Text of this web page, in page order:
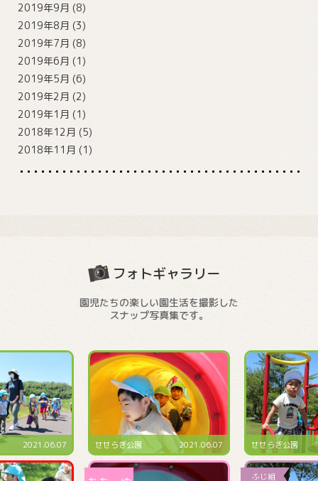
2019年9月 (8)
2019年8月 (3)
2019年7月 (8)
2019年6月 (1)
2019年5月 (6)
2019年2月 (2)
2019年1月 (1)
2018年12月 (5)
2018年11月 (1)
フォトギャラリー
園児たちの楽しい園生活を撮影した
スナップ写真集です。
2021.06.07 せせらぎ公園 2021.06.07 預かり保育にて